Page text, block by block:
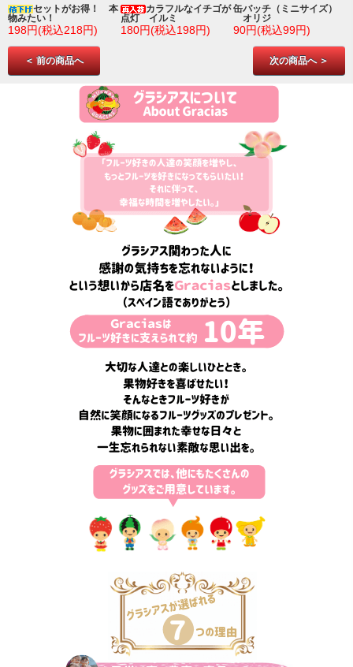
セットがお得！ 本
物みたい！
198円(税込218円)
カラフルなイチゴが
点灯 イルミ
180円(税込198円)
缶バッチ（ミニサイズ）
オリジ
90円(税込99円)
＜ 前の商品へ 次の商品へ ＞